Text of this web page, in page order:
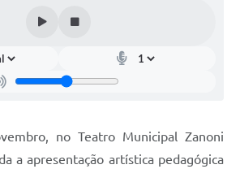
no Teatro Municipal Zanoni
a apresentação artística pedagógica